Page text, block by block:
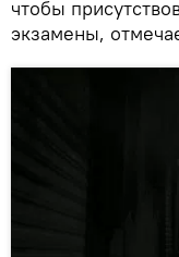
чтобы
экзамены,